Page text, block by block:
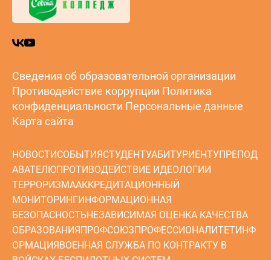
Сведения об образовательной организации
Противодействие коррупции Политика
конфиденциальности Персональные данные
Карта сайта
НОВОСТИСОБЫТИЯСТУДЕНТУАБИТУРИЕНТУПРЕПОД
АВАТЕЛЮПРОТИВОДЕЙСТВИЕ ИДЕОЛОГИИ
ТЕРРОРИЗМААККРЕДИТАЦИОННЫЙ
МОНИТОРИНГИНФОРМАЦИОННАЯ
БЕЗОПАСНОСТЬНЕЗАВИСИМАЯ ОЦЕНКА КАЧЕСТВА
ОБРАЗОВАНИЯПРОФСОЮЗПРОФЕССИОНАЛИТЕТИНФ
ОРМАЦИЯВОЕННАЯ СЛУЖБА ПО КОНТРАКТУ В